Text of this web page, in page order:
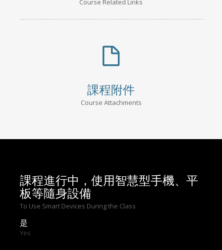
Course Related Links
課程附件
Course Attachments
課程進行中，使用智慧型手機、平
板等隨身設備
To Use Smart Devices During the Class
是
Yes